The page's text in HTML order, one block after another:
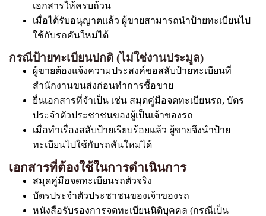
เอกสารให้ครบถ้วน
เมื่อได้รับอนุญาตแล้ว ผู้ขายสามารถนำป้ายทะเบียนไป
ใช้กับรถคันใหม่ได้
กรณีป้ายทะเบียนปกติ (ไม่ใช่งานประมูล)
ผู้ขายต้องแจ้งความประสงค์ขอสลับป้ายทะเบียนที่
สำนักงานขนส่งก่อนทำการซื้อขาย
ยื่นเอกสารที่จำเป็น เช่น สมุดคู่มือจดทะเบียนรถ, บัตร
ประจำตัวประชาชนของผู้เป็นเจ้าของรถ
เมื่อทำเรื่องสลับป้ายเรียบร้อยแล้ว ผู้ขายจึงนำป้าย
ทะเบียนไปใช้กับรถคันใหม่ได้
เอกสารที่ต้องใช้ในการดำเนินการ
สมุดคู่มือจดทะเบียนรถตัวจริง
บัตรประจำตัวประชาชนของเจ้าของรถ
หนังสือรับรองการจดทะเบียนนิติบุคคล (กรณีเป็น